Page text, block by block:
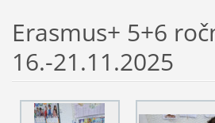
Erasmus+ 5+6
16.-21.11.2025